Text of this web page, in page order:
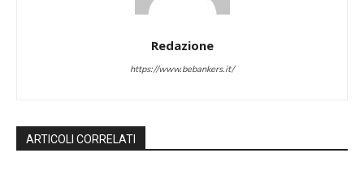
Redazione
https://www.bebankers.it/
ARTICOLI CORRELATI